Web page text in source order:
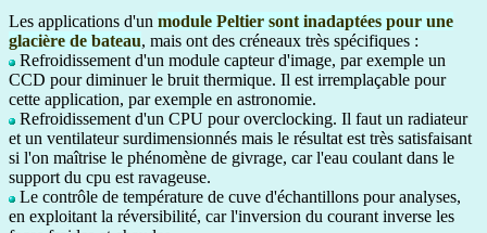
Les applications d'un module Peltier sont inadaptées pour une
glacière de bateau, mais ont des créneaux très spécifiques :
Refroidissement d'un module capteur d'image, par exemple un
CCD pour diminuer le bruit thermique. Il est irremplaçable pour
cette application, par exemple en astronomie.
Refroidissement d'un CPU pour overclocking. Il faut un radiateur
et un ventilateur surdimensionnés mais le résultat est très satisfaisant
si l'on maîtrise le phénomène de givrage, car l'eau coulant dans le
support du cpu est ravageuse.
Le contrôle de température de cuve d'échantillons pour analyses,
en exploitant la réversibilité, car l'inversion du courant inverse les